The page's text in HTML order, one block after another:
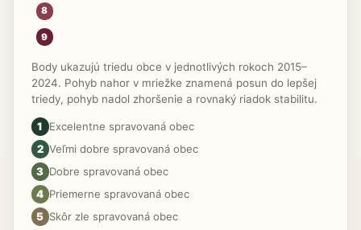
8
9
Body ukazujú triedu obce v jednotlivých rokoch 2015–
2024. Pohyb nahor v mriežke znamená posun do lepšej
triedy, pohyb nadol zhoršenie a rovnaký riadok stabilitu.
1 Excelentne spravovaná obec
2 Veľmi dobre spravovaná obec
3 Dobre spravovaná obec
4 Priemerne spravovaná obec
5 Skôr zle spravovaná obec